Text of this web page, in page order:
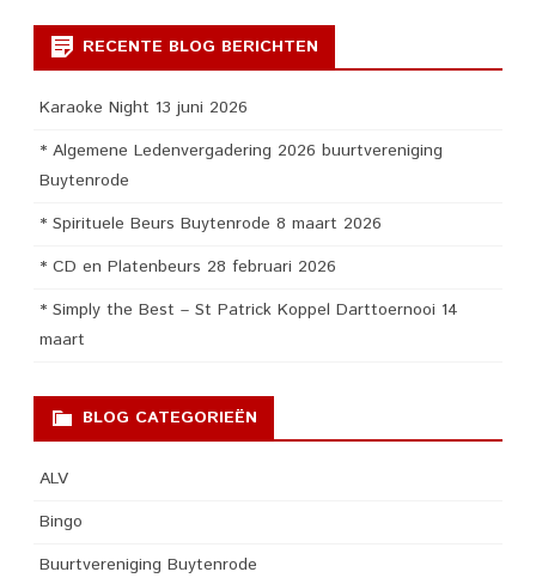
RECENTE BLOG BERICHTEN
Karaoke Night 13 juni 2026
* Algemene Ledenvergadering 2026 buurtvereniging
Buytenrode
* Spirituele Beurs Buytenrode 8 maart 2026
* CD en Platenbeurs 28 februari 2026
* Simply the Best – St Patrick Koppel Darttoernooi 14
maart
BLOG CATEGORIEËN
ALV
Bingo
Buurtvereniging Buytenrode